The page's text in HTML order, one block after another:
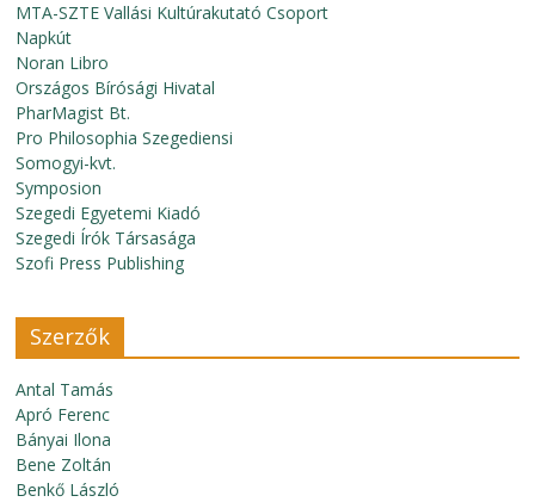
MTA-SZTE Vallási Kultúrakutató Csoport
Napkút
Noran Libro
Országos Bírósági Hivatal
PharMagist Bt.
Pro Philosophia Szegediensi
Somogyi-kvt.
Symposion
Szegedi Egyetemi Kiadó
Szegedi Írók Társasága
Szofi Press Publishing
Szerzők
Antal Tamás
Apró Ferenc
Bányai Ilona
Bene Zoltán
Benkő László